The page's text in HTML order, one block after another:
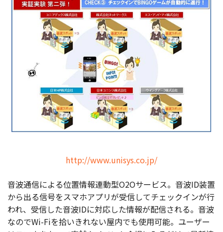
http://www.unisys.co.jp/
音波通信による位置情報連動型O2Oサービス。音波ID装置
から出る信号をスマホアプリが受信してチェックインが行
われ、受信した音波IDに対応した情報が配信される。音波
なのでWi-Fiを拾いきれない屋内でも使用可能。ユーザー